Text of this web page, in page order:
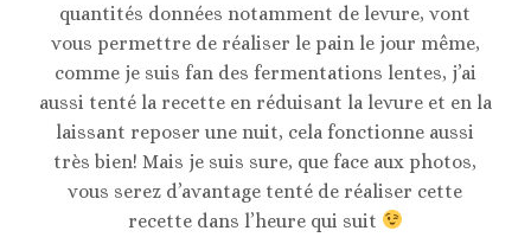
quantités données notamment de levure, vont
vous permettre de réaliser le pain le jour même,
comme je suis fan des fermentations lentes, j’ai
aussi tenté la recette en réduisant la levure et en la
laissant reposer une nuit, cela fonctionne aussi
très bien! Mais je suis sure, que face aux photos,
vous serez d’avantage tenté de réaliser cette
recette dans l’heure qui suit